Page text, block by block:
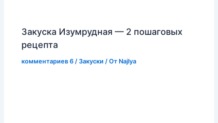
Закуска Изумрудная — 2 пошаговых
рецепта
комментариев 6 /Закуски / От Najlya